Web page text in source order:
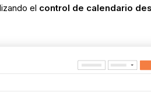
el control de calendario